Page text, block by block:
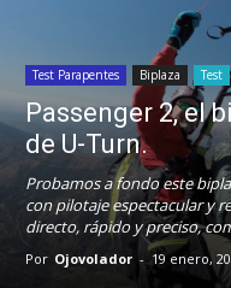
Test Parapentes Biplaza Test
Passenger 2, el
de U-Turn.
Probamos a fondo este
con pilotaje espectacular y
directo, rápido y preciso,
Por Ojovolador - 19 enero,